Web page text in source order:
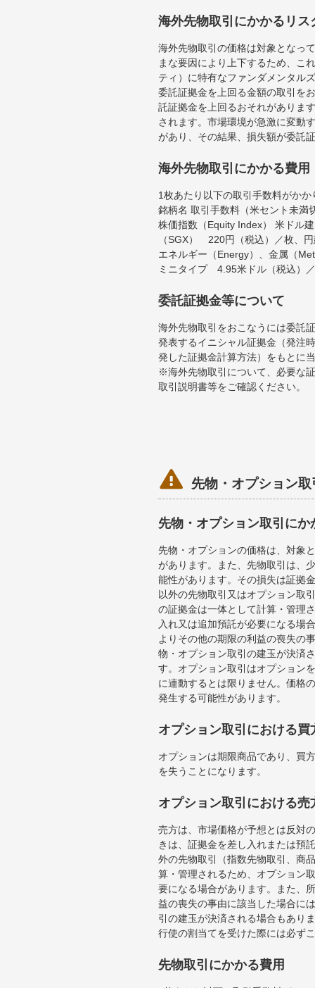
海外先物取引にかかるリス
海外先物取引の価格は対象となっ
まな要因により上下するため、こ
ティ）に特有なファンダメンタル
委託証拠金を上回る金額の取引を
託証拠金を上回るおそれがありま
されます。市場環境が急激に変動
があり、その結果、損失額が委託
海外先物取引にかかる費用
1枚あたり以下の取引手数料がかか
銘柄名 取引手数料（米セント未満
株価指数（Equity Index） 米ド
（SGX） 220円（税込）／枚、
エネルギー（Energy）、金属（
ミニタイプ 4.95米ドル（税込）
委託証拠金等について
海外先物取引をおこなうには委託
発表するイニシャル証拠金（発注
発した証拠金計算方法）をもとに
※海外先物取引について、必要な
取引説明書等をご確認ください。
 先物・オプション
先物・オプション取引にか
先物・オプションの価格は、対象
があります。また、先物取引は、
能性があります。その損失は証拠
以外の先物取引又はオプション取
の証拠金は一体として計算・管理
入れ又は追加預託が必要になる場
よりその他の期限の利益の喪失の
物・オプション取引の建玉が決済
す。オプション取引はオプション
に連動するとは限りません。価格
発生する可能性があります。
オプション取引における買
オプションは期限商品であり、買
を失うことになります。
オプション取引における売
売方は、市場価格が予想とは反対
きは、証拠金を差し入れまたは預
外の先物取引（指数先物取引、商
算・管理されるため、オプション
要になる場合があります。また、
益の喪失の事由に該当した場合に
引の建玉が決済される場合もあり
行使の割当てを受けた際には必ず
先物取引にかかる費用